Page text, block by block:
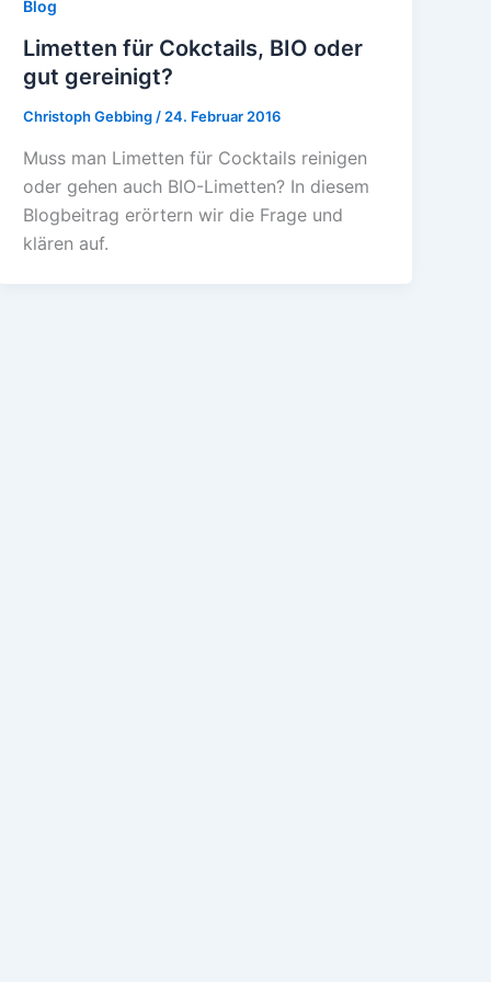
Blog
Limetten für Cokctails, BIO oder
gut gereinigt?
Christoph Gebbing / 24. Februar 2016
Muss man Limetten für Cocktails reinigen
oder gehen auch BIO-Limetten? In diesem
Blogbeitrag erörtern wir die Frage und
klären auf.